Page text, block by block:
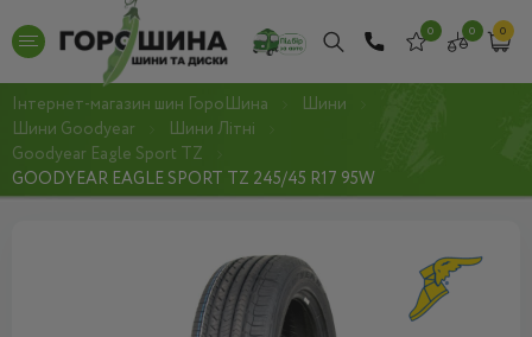
0 0 0
Інтернет-магазин шин ГороШина
Шини
Шини Goodyear
Шини Літні
Goodyear Eagle Sport TZ
GOODYEAR EAGLE SPORT TZ 245/45 R17 95W